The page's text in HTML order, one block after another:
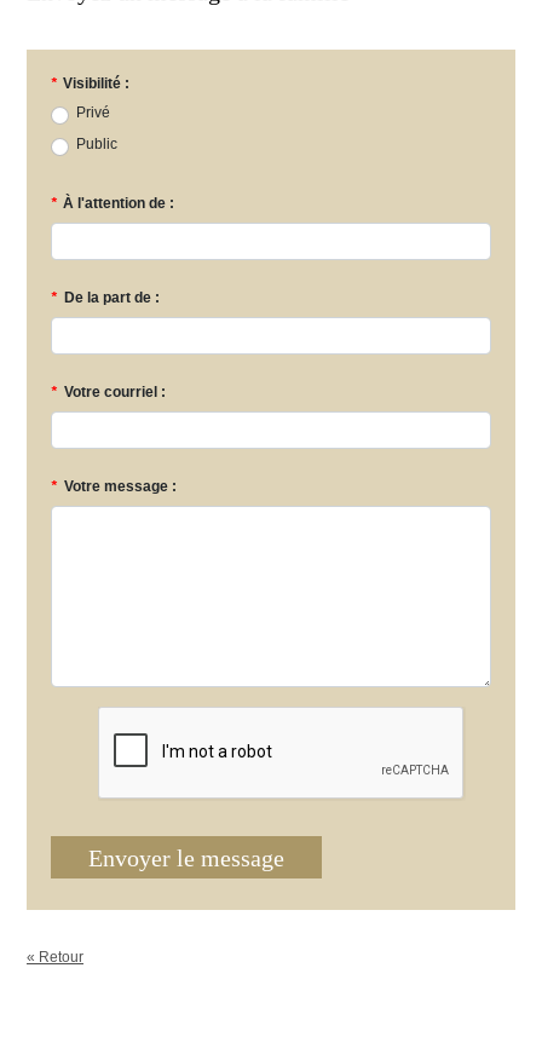
* Visibilité :
Privé
Public
* À l'attention de :
* De la part de :
* Votre courriel :
* Votre message :
Envoyer le message
« Retour